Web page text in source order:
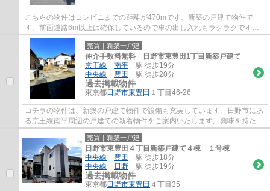
こちらの物件はコンビニまでの距離が470mです。新築の戸建て物件で
す。前面道路6m以上は確保しているので車の出し入れもラクラクです。
中央線豊田周辺の物件探しは、数多くの物件を取...
売買｜新築一戸建
仲介手数料無料 日野市東豊田1丁目新築戸建て
京王線 「 南平 」駅 徒歩19分
中央線 「 豊田 」駅 徒歩20分
過去掲載物件
東京都日野市東豊田 １丁目46-26
コチラの物件は、新築の戸建て物件で設備も充実しています。日野市にあ
る京王線南平周辺の戸建ての新着物件をご案内いたします。興味を持たれ
た方はお気軽に042-506-6841、chuo-dwell@...
売買｜新築一戸建
日野市東豊田４丁目新築戸建て４棟 １号棟
中央線 「 豊田 」駅 徒歩18分
中央線 「 日野 」駅 徒歩19分
過去掲載物件
東京都日野市東豊田 ４丁目35